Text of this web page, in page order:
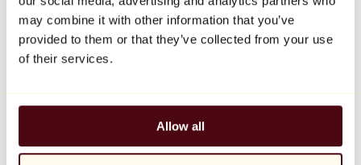
may combine it with other information that you’ve
provided to them or that they’ve collected from your use
of their services.
Allow all
Balloon Dog (Orange)
Jeff Koons
10.000 €
Artisti
Tutti i pittori